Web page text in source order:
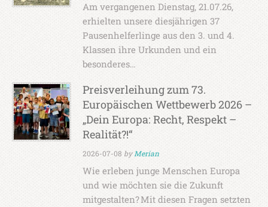
Am vergangenen Dienstag, 21.07.26,
erhielten unsere diesjährigen 37
Pausenhelferlinge aus den 3. und 4.
Klassen ihre Urkunden und ein
besonderes…
Preisverleihung zum 73.
Europäischen Wettbewerb 2026 –
„Dein Europa: Recht, Respekt –
Realität?!“
2026-07-08 byMerian
Wie erleben junge Menschen Europa
und wie möchten sie die Zukunft
mitgestalten? Mit diesen Fragen setzten